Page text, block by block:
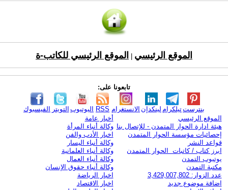
الموقع الرئيسي الموقع الرئيسي للكاتب-ة
تابعونا على:
الفيسبوك التويتر اليوتيوب RSS الانستغرام لينكدإن تيلكرامبنترست
الموقع الرئيسي
هيئة ادارة الحوار المتمدن - للإتصال بنا
إحصائيات مؤسسة الحوار المتمدن
قواعد النشر
ابرز كتاب / كاتبات الحوار المتمدن
يوتيوب التمدن
مكتبة التمدن
عدد الزوار: 3,429,007,802
اضافة موضوع جديد
أخبار عامة
وكالة أنباء المرأة
اخبار الأدب والفن
وكالة أنباء اليسار
وكالة أنباء العلمانية
وكالة أنباء العمال
وكالة أنباء حقوق الإنسان
اخبار الرياضة
اخبار الاقتصاد